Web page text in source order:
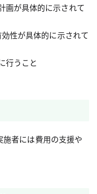
画が具体的に示されて
性が具体的に示されて
行うこと
者には費用の支援や